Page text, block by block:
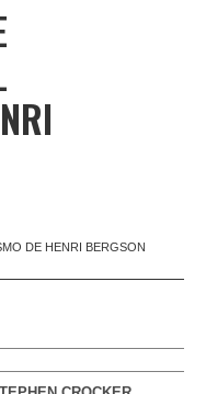
DE HENRI BERGSON